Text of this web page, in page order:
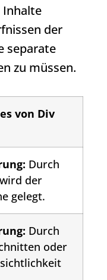
Inhalte
der
separate
zu müssen.
von Div
Durch
der
gelegt.
Durch
oder